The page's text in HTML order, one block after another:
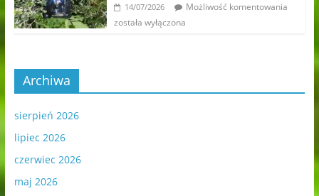
14/07/2026
Możliwość komentowania
została wyłączona
Archiwa
sierpień 2026
lipiec 2026
czerwiec 2026
maj 2026